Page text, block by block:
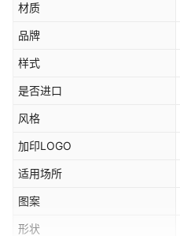
材质
品牌
样式
是否进口
风格
加印LOGO
适用场所
图案
形状